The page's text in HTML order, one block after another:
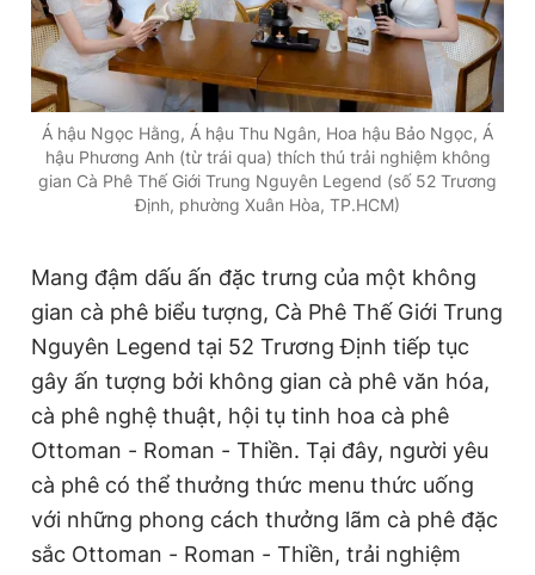
Á hậu Ngọc Hằng, Á hậu Thu Ngân, Hoa hậu Bảo Ngọc, Á
hậu Phương Anh (từ trái qua) thích thú trải nghiệm không
gian Cà Phê Thế Giới Trung Nguyên Legend (số 52 Trương
Định, phường Xuân Hòa, TP.HCM)
Mang đậm dấu ấn đặc trưng của một không
gian cà phê biểu tượng, Cà Phê Thế Giới Trung
Nguyên Legend tại 52 Trương Định tiếp tục
gây ấn tượng bởi không gian cà phê văn hóa,
cà phê nghệ thuật, hội tụ tinh hoa cà phê
Ottoman - Roman - Thiền. Tại đây, người yêu
cà phê có thể thưởng thức menu thức uống
với những phong cách thưởng lãm cà phê đặc
sắc Ottoman - Roman - Thiền, trải nghiệm